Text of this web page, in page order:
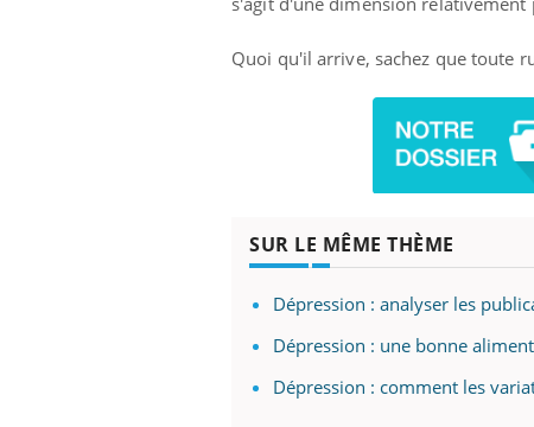
Quoi qu'il arrive, sachez que toute
SUR LE MÊME THÈME
Dépression : analyser les
Dépression : une bonne
Dépression : comment les